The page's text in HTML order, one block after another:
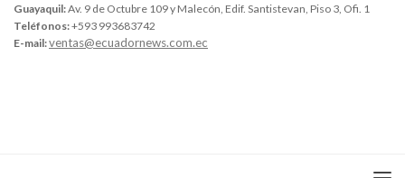
Guayaquil:Av. 9 de Octubre 109 y Malecón, Edif. Santistevan, Piso 3, Ofi. 1
Teléfonos:+593 993683742
E-mail:ventas@ecuadornews.com.ec